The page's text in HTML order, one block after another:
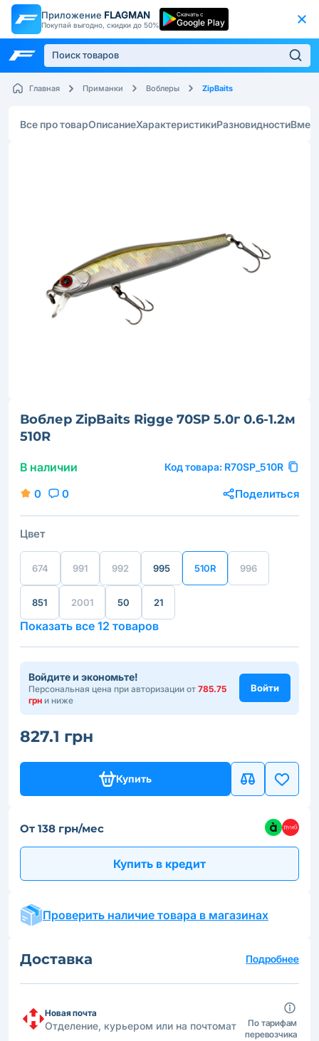
Приложение FLAGMAN
Покупай выгодно, скидки до 50%
Скачать с
Google Play
Главная Приманки Воблеры ZipBaits
Все про товарОписаниеХарактеристикиРазновидности
Воблер ZipBaits Rigge 70SP 5.0г 0.6-1.2м
510R
В наличии Код товара: R70SP_510R
0 0 Поделиться
Цвет
674 991 992 995 510R 996
851 2001 50 21
Показать все 12 товаров
Войдите и экономьте!
Персональная цена при авторизации от 785.75
грн и ниже
Войти
827.1 грн
Купить
От 138 грн/мес
Купить в кредит
Проверить наличие товара в магазинах
Доставка Подробнее
Новая почта
Отделение, курьером или на почтомат
По тарифам
перевозчика